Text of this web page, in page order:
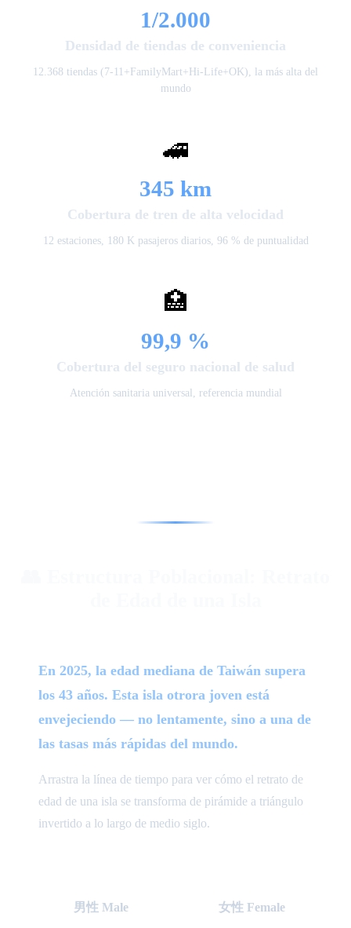
1/2.000
Densidad de tiendas de conveniencia
12.368 tiendas (7-11+FamilyMart+Hi-Life+OK), la más alta del
mundo
🚄
345 km
Cobertura de tren de alta velocidad
12 estaciones, 180 K pasajeros diarios, 96 % de puntualidad
🏥
99,9 %
Cobertura del seguro nacional de salud
Atención sanitaria universal, referencia mundial
En 2025, la edad mediana de Taiwán supera
los 43 años. Esta isla otrora joven está
envejeciendo — no lentamente, sino a una de
las tasas más rápidas del mundo.
Arrastra la línea de tiempo para ver cómo el retrato de
edad de una isla se transforma de pirámide a triángulo
invertido a lo largo de medio siglo.
男性 Male 女性 Female